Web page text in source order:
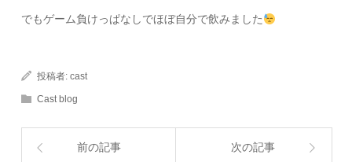
でもゲーム負けっぱなしでほぼ自分で飲みました
投稿者:cast
Cast blog
前の記事 次の記事